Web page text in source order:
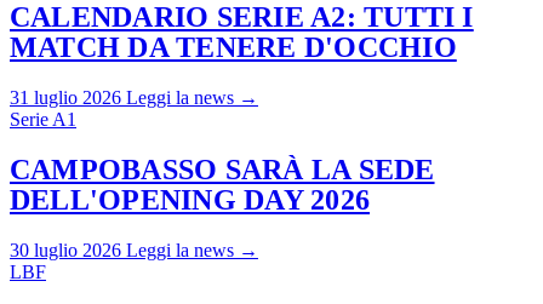
CALENDARIO SERIE A2: TUTTI I
MATCH DA TENERE D'OCCHIO
31 luglio 2026 Leggi la news →
Serie A1
CAMPOBASSO SARÀ LA SEDE
DELL'OPENING DAY 2026
30 luglio 2026 Leggi la news →
LBF